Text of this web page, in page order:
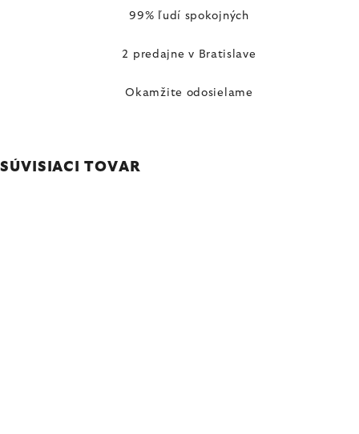
99% ľudí spokojných
2 predajne v Bratislave
Okamžite odosielame
SÚVISIACI TOVAR